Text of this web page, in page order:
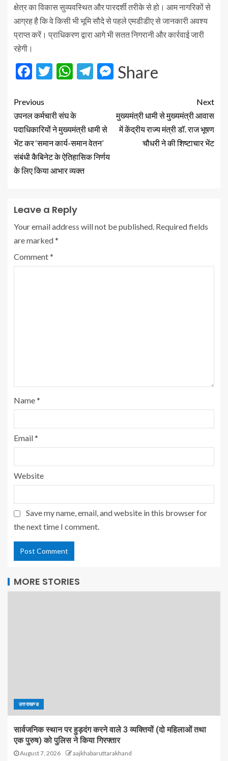
क्षेत्र का विकास सुव्यवस्थित और पारदर्शी तरीके से हो। आम नागरिकों से
आग्रह है कि वे किसी भी भूमि सौदे से पहले एमडीडीए से जानकारी अवश्य
प्राप्त करें। प्राधिकरण द्वारा आगे भी सतत निगरानी और कार्रवाई जारी
रहेगी।
Facebook
Twitter
WhatsApp
Telegram
Messenger
Share
Previous
उपनल कर्मचारी संघ के
पदाधिकारियों ने मुख्यमंत्री धामी से
भेंट कर ‘समान कार्य-समान वेतन’
संबंधी कैबिनेट के ऐतिहासिक निर्णय
के लिए किया आभार व्यक्त
Next
मुख्यमंत्री धामी से मुख्यमंत्री आवास
में केंद्रीय राज्य मंत्री डॉ. राज भूषण
चौधरी ने की शिष्टाचार भेंट
Leave a Reply
Your email address will not be published. Required fields
are marked*
Comment*
Name*
Email*
Website
Save my name, email, and website in this browser for
the next time I comment.
MORE STORIES
उत्तराखण्ड
सार्वजनिक स्थान पर हुड़दंग करने वाले 3 व्यक्तियों (दो महिलाओं तथा
एक पुरुष) को पुलिस ने किया गिरफ्तार
August 7, 2026 aajkhabaruttarakhand